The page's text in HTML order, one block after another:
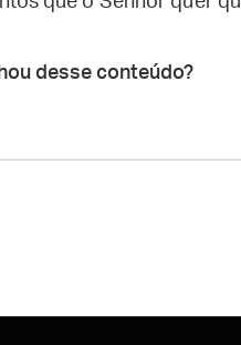
desse conteúdo?